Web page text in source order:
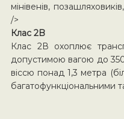
мінівенів,
/>
Клас 2B
Клас 2В охоплює
допустимою вагою до
віссю понад 1,3 метра
багатофункціональними